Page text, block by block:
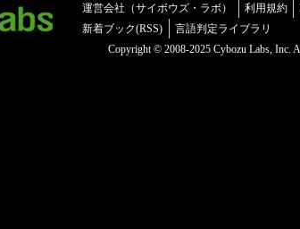
運営会社（サイボウズ・ラボ） 利用規約
新着ブック(RSS)
言語判定ライブラリ
Copyright © 2008-2025 Cybozu Labs, Inc.